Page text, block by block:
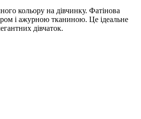
кольору на дівчинку. Фатінова
і ажурною тканиною. Це ідеальне
дівчаток.